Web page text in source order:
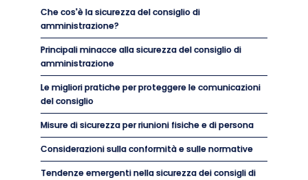
Che cos'è la sicurezza del consiglio di
amministrazione?
Principali minacce alla sicurezza del consiglio di
amministrazione
Le migliori pratiche per proteggere le comunicazioni
del consiglio
Misure di sicurezza per riunioni fisiche e di persona
Considerazioni sulla conformità e sulle normative
Tendenze emergenti nella sicurezza dei consigli di